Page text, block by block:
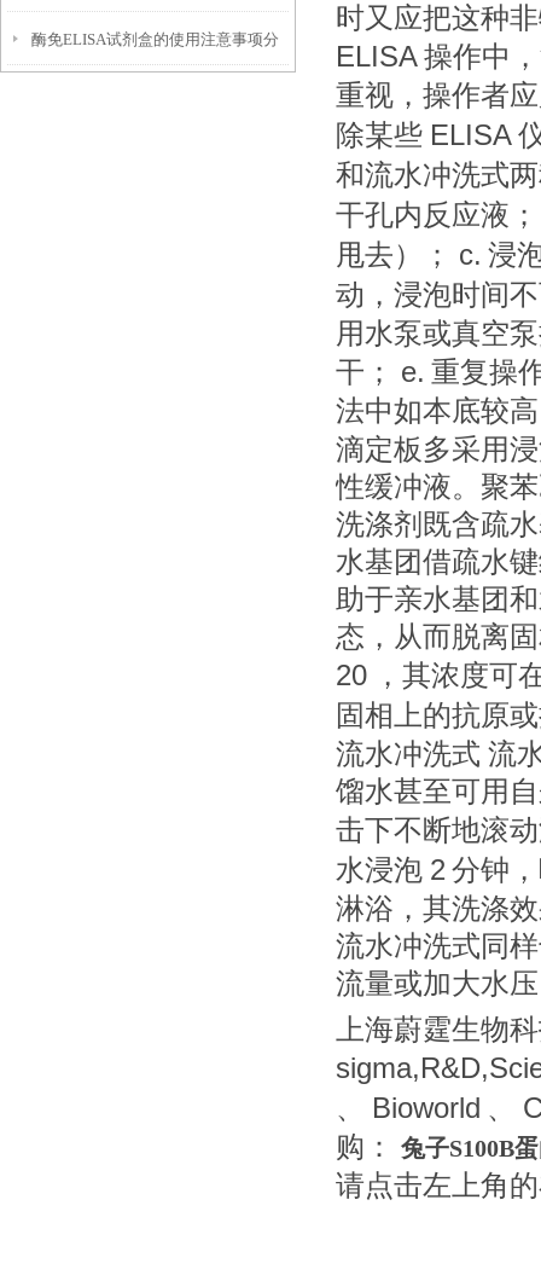
节
酶免ELISA试剂盒的使用注意事项分
时又应把这种
ELISA操作中
重视，操作者
除某些 ELISA
和流水冲洗式
干孔内反应液；
甩去）；
c. 浸
动，浸泡时间
用水泵或真空
干；
e. 重复操
法中如本底较
滴定板多采用
性缓冲液。聚
洗涤剂既含疏
水基团借疏水
助于亲水基团
态，从而脱离
20 ，其浓度可
固相上的抗原
流水冲洗式 流
馏水甚至可用
击下不断地滚
水浸泡 2 分钟
淋浴，其洗涤
流水冲洗式同
流量或加大水
上海蔚霆生物
、 Bioworld 、
购： 兔子S100B
请点击左上角